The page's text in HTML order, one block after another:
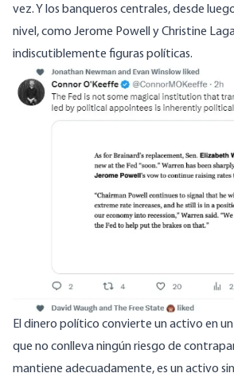
vez. Y los banqueros centrales, desde
nivel, como Jerome Powell y Christine
indiscutiblemente figuras políticas.
Image
El dinero político convierte un activo en
que no conlleva ningún riesgo de
mantiene adecuadamente, es un activo